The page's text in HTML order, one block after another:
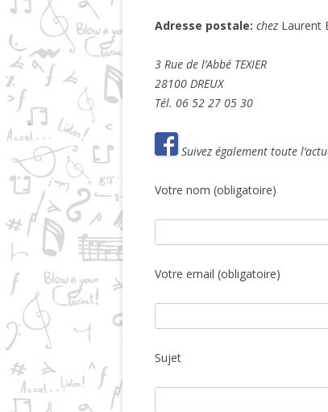
Adresse postale: chez Laurent
3 Rue de l’Abbé TEXIER
28100 DREUX
Tél. 06 52 27 05 30
Suivez également toute
Votre nom (obligatoire)
Votre email (obligatoire)
Sujet